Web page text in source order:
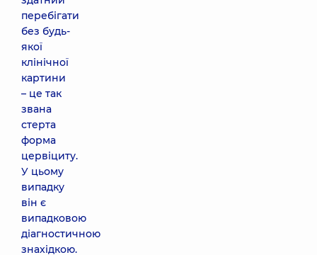
перебігати
без будь-
якої
клінічної
картини
– це так
звана
стерта
форма
цервіциту.
У цьому
випадку
він є
випадковою
діагностичною
знахідкою.